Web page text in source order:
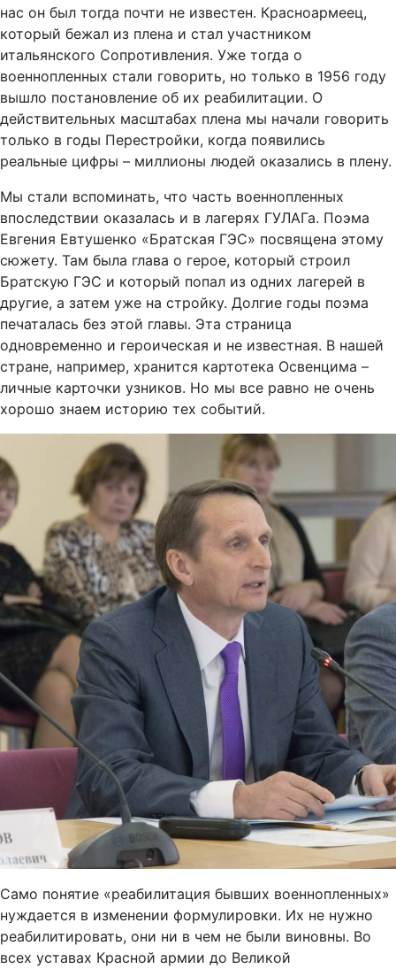
нас он был тогда почти не известен. Красноармеец,
который бежал из плена и стал участником
итальянского Сопротивления. Уже тогда о
военнопленных стали говорить, но только в 1956 году
вышло постановление об их реабилитации. О
действительных масштабах плена мы начали говорить
только в годы Перестройки, когда появились
реальные цифры – миллионы людей оказались в плену.
Мы стали вспоминать, что часть военнопленных
впоследствии оказалась и в лагерях ГУЛАГа. Поэма
Евгения Евтушенко «Братская ГЭС» посвящена этому
сюжету. Там была глава о герое, который строил
Братскую ГЭС и который попал из одних лагерей в
другие, а затем уже на стройку. Долгие годы поэма
печаталась без этой главы. Эта страница
одновременно и героическая и не известная. В нашей
стране, например, хранится картотека Освенцима –
личные карточки узников. Но мы все равно не очень
хорошо знаем историю тех событий.
Само понятие «реабилитация бывших военнопленных»
нуждается в изменении формулировки. Их не нужно
реабилитировать, они ни в чем не были виновны. Во
всех уставах Красной армии до Великой